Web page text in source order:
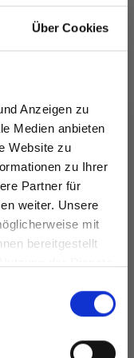
Über Cookies
Anzeigen zu
Medien anbieten
Website zu
zu Ihrer
Partner für
weiter. Unsere
mit
bereitgestellt
Design
50%
zu